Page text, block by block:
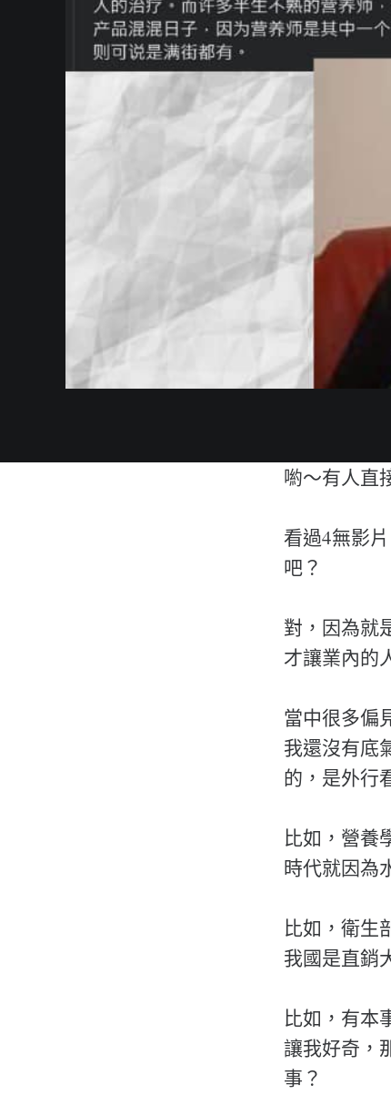
喲～有人直
看過4無影
吧？
對，因為就
才讓業內的
當中很多偏
我還沒有底
的，是外行
比如，營養
時代就因為
比如，衛生
我國是直銷
比如，有本
讓我好奇，
事？